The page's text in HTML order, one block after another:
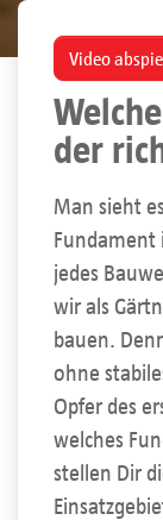
Video
der
Man sieht
Fundament
jedes
wir als
bauen.
ohne
Opfer des
welches
stellen Dir